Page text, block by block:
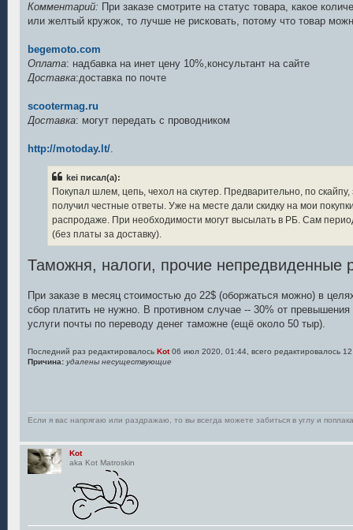
Комментарий: При заказе смотрите на статус товара, какое
или желтый кружок, то лучше не рисковать, потому что товар
begemoto.com
Оплата: надбавка на инет цену 10%,консультант на сайте
Доставка:доставка по почте
scootermag.ru
Доставка: могут передать с проводником
http://motoday.lt/.
kei писал(а):
Покупал шлем, цепь, чехол на скутер. Предварительно, по
получил честные ответы. Уже на месте дали скидку на мои
распродаже. При необходимости могут высылать в РБ. Сам
(без платы за доставку).
Таможня, налоги, прочие непредвиденные
При заказе в месяц стоимостью до 22$ (оборжаться можно) в
сбор платить не нужно. В противном случае -- 30% от
услуги почты по переводу денег таможне (ещё около 50 тыр).
Последний раз редактировалось Kot06 июл 2020, 01:44, всего редактировалось
Причина: удалены несуществующие
Если я вас напрягаю или раздражаю, то вы всегда можете забиться в углу и
Kot
aka Kot Matroskin